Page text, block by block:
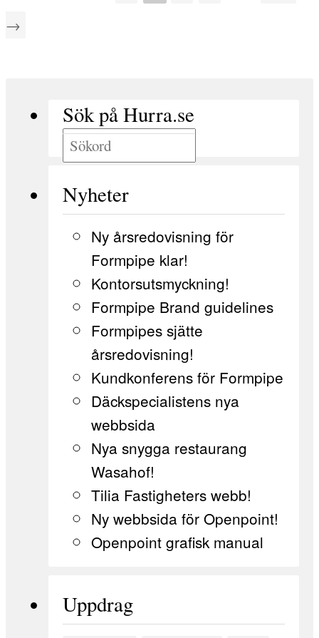
→
Sök på Hurra.se
Nyheter
Ny årsredovisning för
Formpipe klar!
Kontorsutsmyckning!
Formpipe Brand guidelines
Formpipes sjätte
årsredovisning!
Kundkonferens för Formpipe
Däckspecialistens nya
webbsida
Nya snygga restaurang
Wasahof!
Tilia Fastigheters webb!
Ny webbsida för Openpoint!
Openpoint grafisk manual
Uppdrag